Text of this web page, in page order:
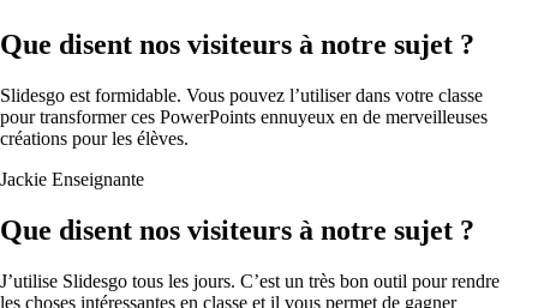
Que disent nos visiteurs à notre sujet ?
Slidesgo est formidable. Vous pouvez l’utiliser dans votre classe
pour transformer ces PowerPoints ennuyeux en de merveilleuses
créations pour les élèves.
Jackie Enseignante
Que disent nos visiteurs à notre sujet ?
J’utilise Slidesgo tous les jours. C’est un très bon outil pour rendre
les choses intéressantes en classe et il vous permet de gagner